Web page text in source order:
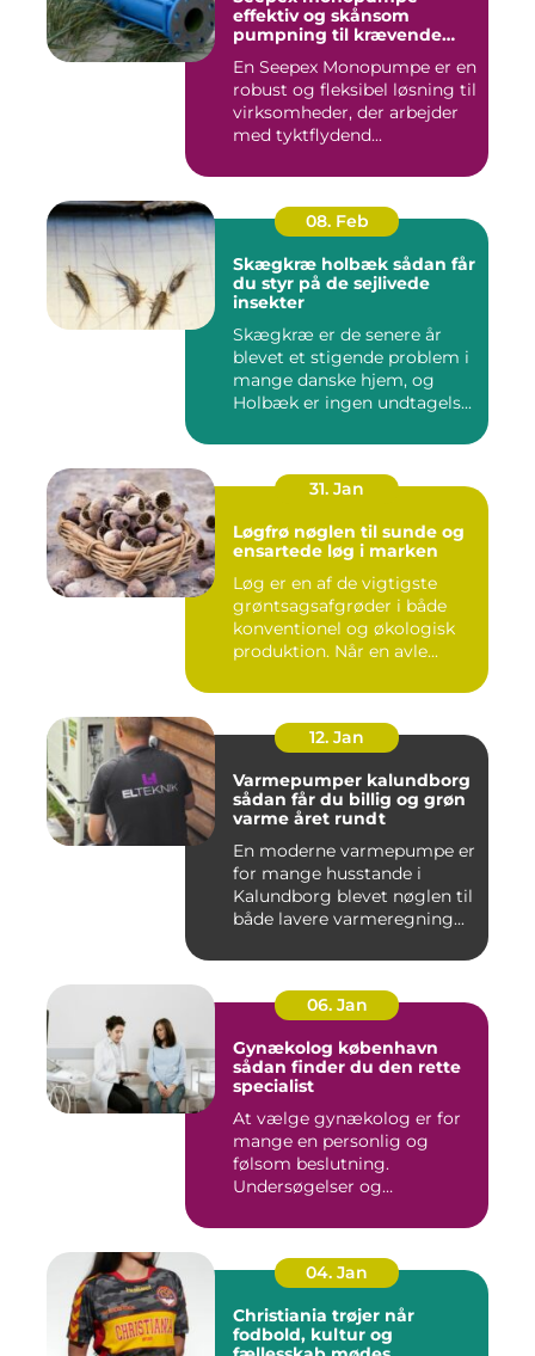
effektiv og skånsom
pumpning til krævende
En Seepex Monopumpe er en
robust og fleksibel løsning til
virksomheder, der arbejder
med tyktflydend...
08. Feb
Skægkræ holbæk sådan får
du styr på de sejlivede
insekter
Skægkræ er de senere år
blevet et stigende problem i
mange danske hjem, og
Holbæk er ingen undtagels...
31. Jan
Løgfrø nøglen til sunde og
ensartede løg i marken
Løg er en af de vigtigste
grøntsagsafgrøder i både
konventionel og økologisk
produktion. Når en avle...
12. Jan
Varmepumper kalundborg
sådan får du billig og grøn
varme året rundt
En moderne varmepumpe er
for mange husstande i
Kalundborg blevet nøglen til
både lavere varmeregning...
06. Jan
Gynækolog københavn
sådan finder du den rette
specialist
At vælge gynækolog er for
mange en personlig og
følsom beslutning.
Undersøgelser og
04. Jan
Christiania trøjer når
fodbold, kultur og